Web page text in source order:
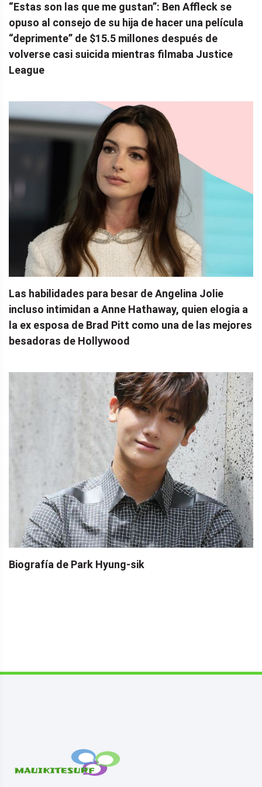
“Estas son las que me gustan”: Ben Affleck se
opuso al consejo de su hija de hacer una película
“deprimente” de $15.5 millones después de
volverse casi suicida mientras filmaba Justice
League
Las habilidades para besar de Angelina Jolie
incluso intimidan a Anne Hathaway, quien elogia a
la ex esposa de Brad Pitt como una de las mejores
besadoras de Hollywood
Biografía de Park Hyung-sik